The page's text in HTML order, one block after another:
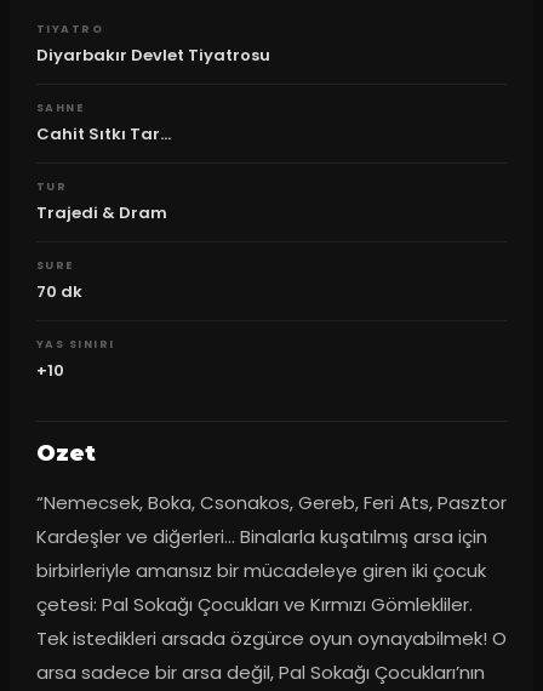
TIYATRO
Diyarbakır Devlet Tiyatrosu
SAHNE
Cahit Sıtkı Tar...
TUR
Trajedi & Dram
SURE
70 dk
YAS SINIRI
+10
Ozet
“Nemecsek, Boka, Csonakos, Gereb, Feri Ats, Pasztor
Kardeşler ve diğerleri… Binalarla kuşatılmış arsa için
birbirleriyle amansız bir mücadeleye giren iki çocuk
çetesi: Pal Sokağı Çocukları ve Kırmızı Gömlekliler.
Tek istedikleri arsada özgürce oyun oynayabilmek! O
arsa sadece bir arsa değil, Pal Sokağı Çocukları’nın